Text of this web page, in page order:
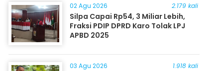
02 Agu 2026 2.179 kali
Silpa Capai Rp54, 3 Miliar Lebih,
Fraksi PDIP DPRD Karo Tolak LPJ
APBD 2025
03 Agu 2026 1.918 kali